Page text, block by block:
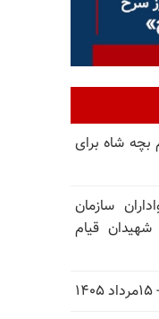
بچه شاه برای
سازمان
قیام